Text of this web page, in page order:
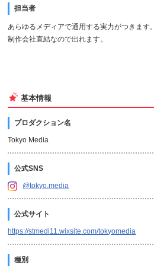
担当者
あらゆるメディアで通用する実力がつきます。
制作会社直結なので出れます。
基本情報
プロダクション名
Tokyo Media
公式SNS
@tokyo.media
公式サイト
https://stmedi11.wixsite.com/tokyomedia
種別